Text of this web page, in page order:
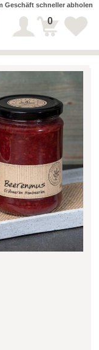
Webseiten
Geschäft schneller abholen
0